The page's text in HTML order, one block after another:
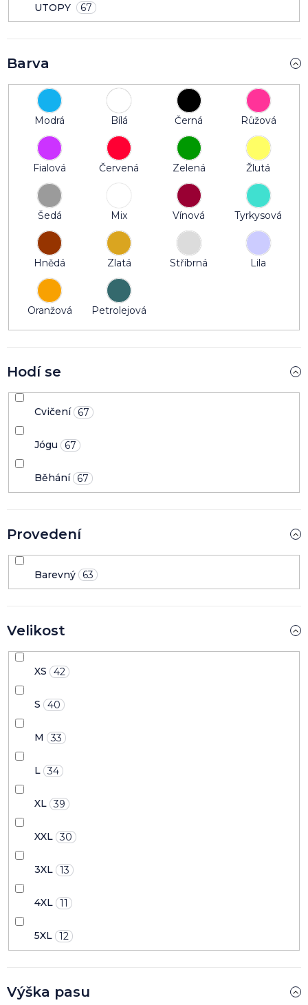
UTOPY 67
Barva
Modrá Bílá Černá Růžová
Fialová Červená Zelená Žlutá
Šedá Mix Vínová Tyrkysová
Hnědá Zlatá Stříbrná Lila
Oranžová Petrolejová
Hodí se
Cvičení 67
Jógu 67
Běhání 67
Provedení
Barevný 63
Velikost
XS 42
S 40
M 33
L 34
XL 39
XXL 30
3XL 13
4XL 11
5XL 12
Výška pasu